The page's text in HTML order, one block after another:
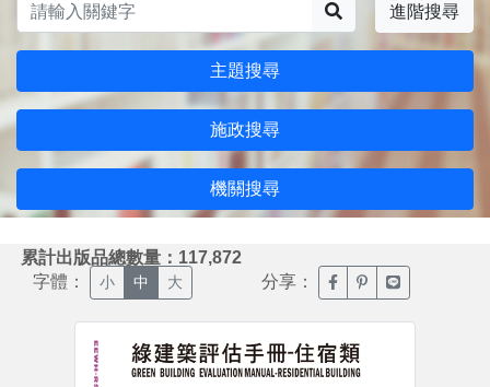
進階搜尋
主題搜尋
施政搜尋
機關搜尋
累計出版品總數量：117,872
字體： 小 中 大 分享： 臉書分享(另開新視窗)
噗浪分享(另開新
Line分享(另